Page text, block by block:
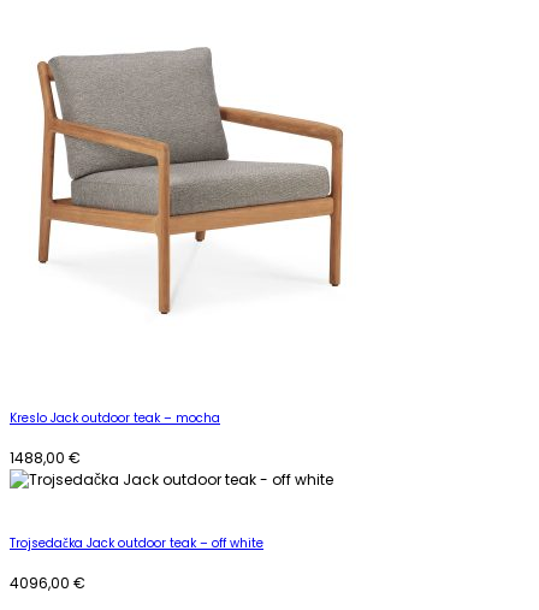
Kreslo Jack outdoor teak – mocha
1488,00 €
Trojsedačka Jack outdoor teak – off white
4096,00 €